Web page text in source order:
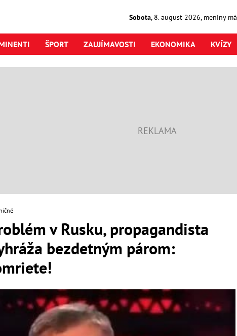
Sobota, 8. august2026, meniny má
ŠPORT ZAUJÍMAVOSTI EKONOMIKA KVÍZY
v Rusku, propagandista
bezdetným párom: